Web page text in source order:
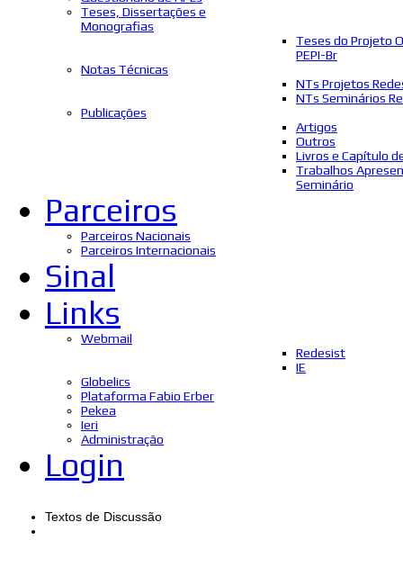
Teses, Dissertações e
Monografias
Teses do Projeto
PEPI-Br
Notas Técnicas
NTs Projetos
NTs Seminários
Publicações
Artigos
Outros
Livros e Capítulo
Trabalhos
Seminário
Parceiros
Parceiros Nacionais
Parceiros Internacionais
Sinal
Links
Webmail
Redesist
IE
Globelics
Plataforma Fabio Erber
Pekea
Ieri
Administração
Login
Textos de Discussão